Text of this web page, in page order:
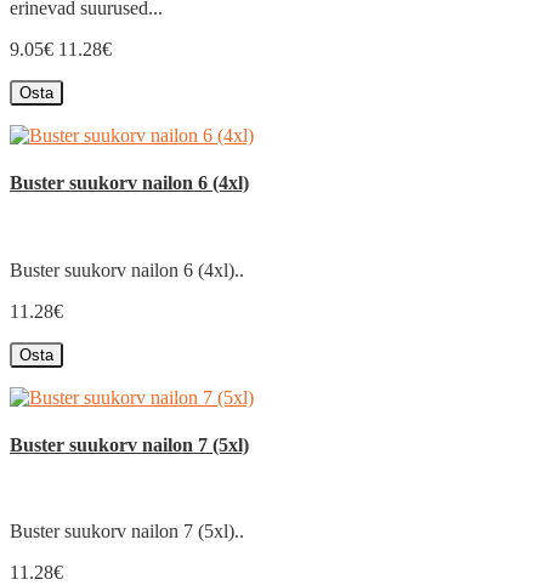
erinevad suurused...
9.05€ 11.28€
Osta
Buster suukorv nailon 6 (4xl)
Buster suukorv nailon 6 (4xl)..
11.28€
Osta
Buster suukorv nailon 7 (5xl)
Buster suukorv nailon 7 (5xl)..
11.28€